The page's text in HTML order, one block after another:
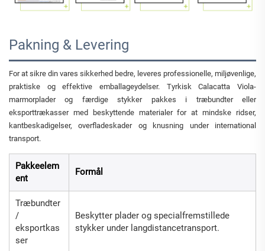
Pakning & Levering
For at sikre din vares sikkerhed bedre, leveres professionelle, miljøvenlige,
praktiske og effektive emballageydelser. Tyrkisk Calacatta Viola-
marmorplader og færdige stykker pakkes i træbundter eller
eksporttrækasser med beskyttende materialer for at mindske ridser,
kantbeskadigelser, overfladeskader og knusning under international
transport.
Pakkeelem
ent
Formål
Træbundter
/
eksportkas
ser
Beskytter plader og specialfremstillede
stykker under langdistancetransport.